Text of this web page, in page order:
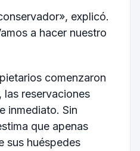
explicó.
a hacer nuestro
comenzaron
las reservaciones
inmediato. Sin
que apenas
sus huéspedes